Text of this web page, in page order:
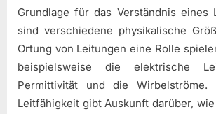
Grundlage für das Verständnis eines
sind verschiedene physikalische
Ortung von Leitungen eine Rolle
beispielsweise die elektrische
Permittivität und die Wirbelströme.
Leitfähigkeit gibt Auskunft darüber,